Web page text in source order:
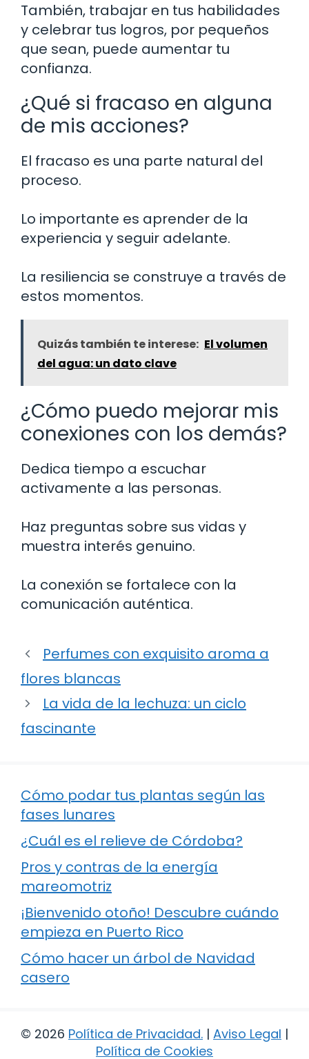
También, trabajar en tus habilidades
y celebrar tus logros, por pequeños
que sean, puede aumentar tu
confianza.
¿Qué si fracaso en alguna
de mis acciones?
El fracaso es una parte natural del
proceso.
Lo importante es aprender de la
experiencia y seguir adelante.
La resiliencia se construye a través de
estos momentos.
Quizás también te interese: El volumen
del agua: un dato clave
¿Cómo puedo mejorar mis
conexiones con los demás?
Dedica tiempo a escuchar
activamente a las personas.
Haz preguntas sobre sus vidas y
muestra interés genuino.
La conexión se fortalece con la
comunicación auténtica.
Perfumes con exquisito aroma a
flores blancas
La vida de la lechuza: un ciclo
fascinante
Cómo podar tus plantas según las
fases lunares
¿Cuál es el relieve de Córdoba?
Pros y contras de la energía
mareomotriz
¡Bienvenido otoño! Descubre cuándo
empieza en Puerto Rico
Cómo hacer un árbol de Navidad
casero
© 2026 Política de Privacidad. | Aviso Legal |
Política de Cookies